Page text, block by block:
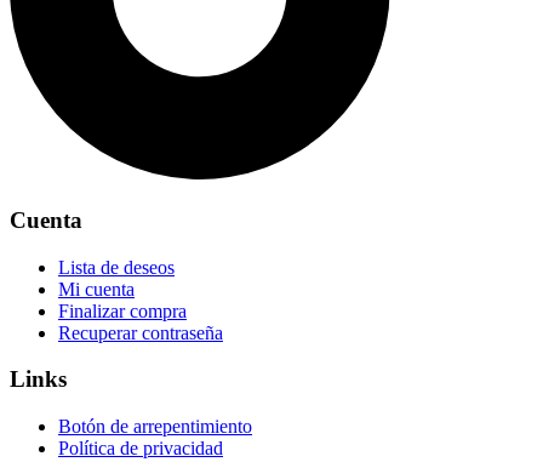
Cuenta
Lista de deseos
Mi cuenta
Finalizar compra
Recuperar contraseña
Links
Botón de arrepentimiento
Política de privacidad